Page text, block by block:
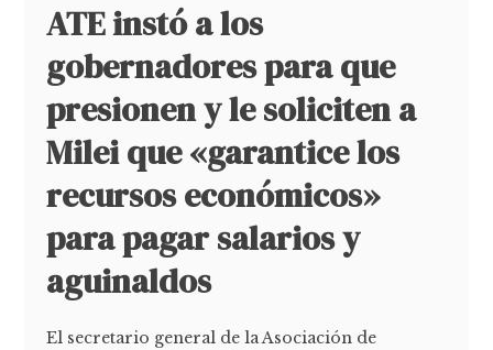
ATE instó a los
gobernadores para que
presionen y le soliciten a
Milei que «garantice los
recursos económicos»
para pagar salarios y
aguinaldos
El secretario general de la Asociación de